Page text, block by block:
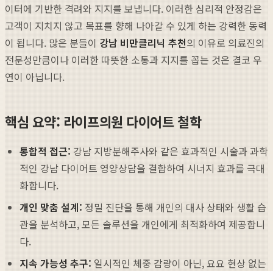
이터에 기반한 격려와 지지를 보냅니다. 이러한 심리적 안정감은
고객이 지치지 않고 목표를 향해 나아갈 수 있게 하는 강력한 동력
이 됩니다. 많은 분들이 강남 비만클리닉 추천의 이유로 의료진의
전문성만큼이나 이러한 따뜻한 소통과 지지를 꼽는 것은 결코 우
연이 아닙니다.
핵심 요약: 라이프의원 다이어트 철학
통합적 접근: 강남 지방분해주사와 같은 효과적인 시술과 과학
적인 강남 다이어트 영양상담을 결합하여 시너지 효과를 극대
화합니다.
개인 맞춤 설계: 정밀 진단을 통해 개인의 대사 상태와 생활 습
관을 분석하고, 모든 솔루션을 개인에게 최적화하여 제공합니
다.
지속 가능성 추구: 일시적인 체중 감량이 아닌, 요요 현상 없는